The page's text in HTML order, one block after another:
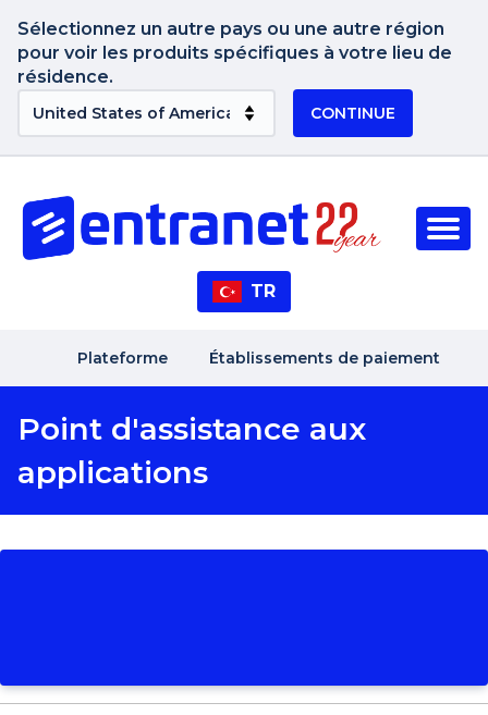
Sélectionnez un autre pays ou une autre région
pour voir les produits spécifiques à votre lieu de
résidence.
CONTINUE
TR
Plateforme Établissements de paiement
Point d'assistance aux
applications